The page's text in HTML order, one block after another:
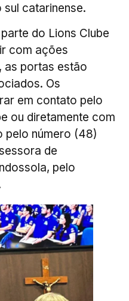
catarinense.
do Lions Clube
com ações
as portas estão
Os
em contato pelo
ou diretamente com
pelo número (48)
de
pelo